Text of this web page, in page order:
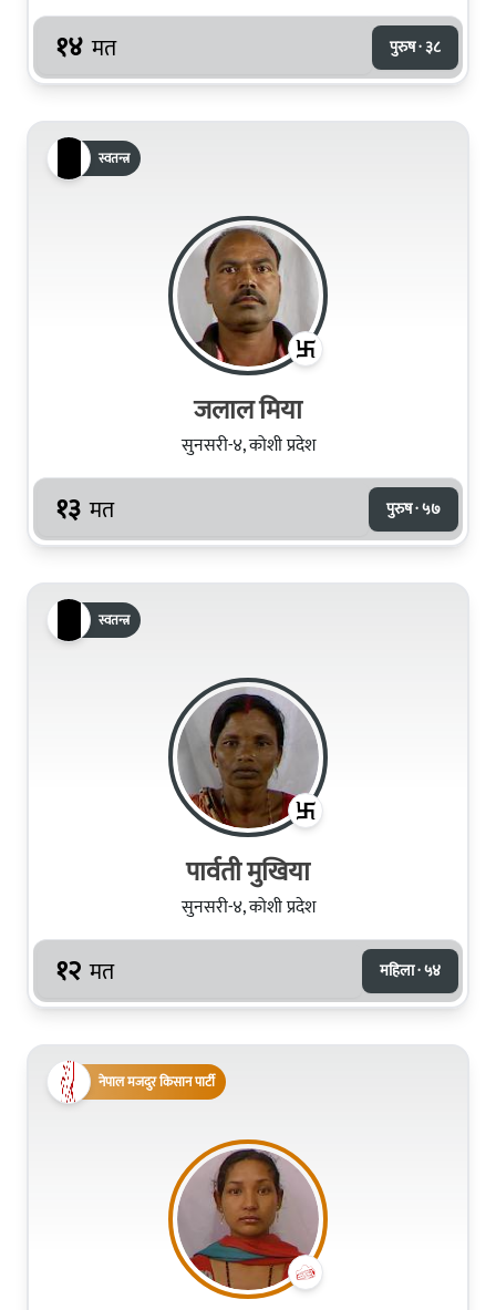
१४ मत पुरुष · ३८
स्वतन्त्र
जलाल मिया
सुनसरी-४, कोशी प्रदेश
१३ मत पुरुष · ५७
स्वतन्त्र
पार्वती मुखिया
सुनसरी-४, कोशी प्रदेश
१२ मत महिला · ५४
नेपाल मजदुर किसान पार्टी